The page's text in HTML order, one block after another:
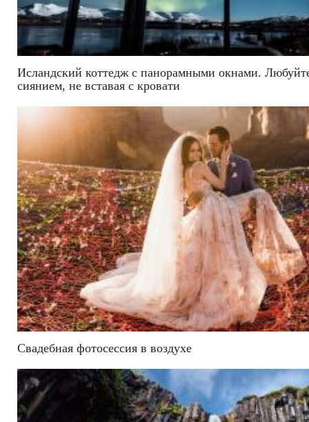
Исландский коттедж с панорамными окнами.
сиянием, не вставая с кровати
Свадебная фотосессия в воздухе